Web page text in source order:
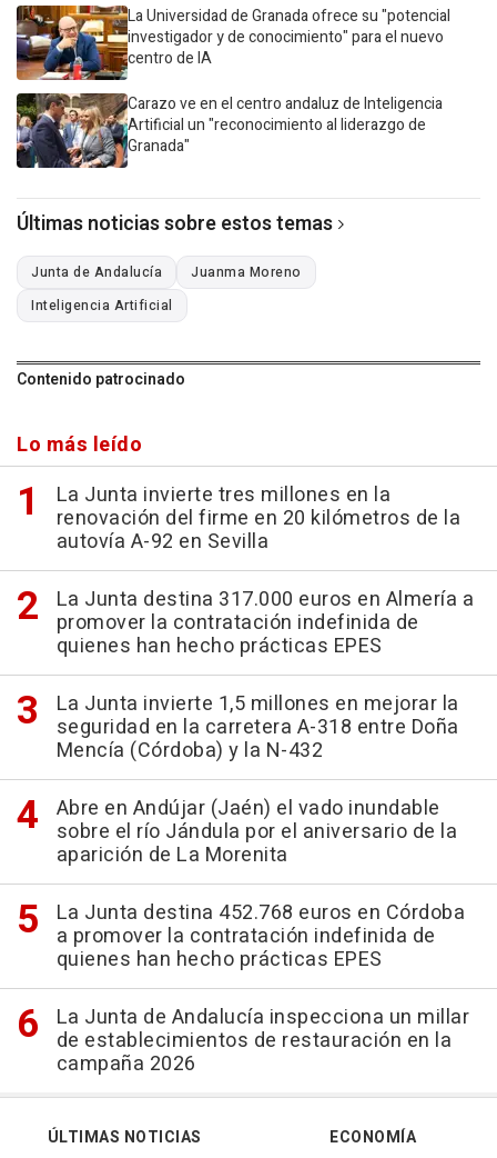
La Universidad de Granada ofrece su "potencial
investigador y de conocimiento" para el nuevo
centro de IA
Carazo ve en el centro andaluz de Inteligencia
Artificial un "reconocimiento al liderazgo de
Granada"
Últimas noticias sobre estos temas
Junta de Andalucía
Juanma Moreno
Inteligencia Artificial
Contenido patrocinado
Lo más leído
La Junta invierte tres millones en la
renovación del firme en 20 kilómetros de la
autovía A-92 en Sevilla
La Junta destina 317.000 euros en Almería a
promover la contratación indefinida de
quienes han hecho prácticas EPES
La Junta invierte 1,5 millones en mejorar la
seguridad en la carretera A-318 entre Doña
Mencía (Córdoba) y la N-432
Abre en Andújar (Jaén) el vado inundable
sobre el río Jándula por el aniversario de la
aparición de La Morenita
La Junta destina 452.768 euros en Córdoba
a promover la contratación indefinida de
quienes han hecho prácticas EPES
La Junta de Andalucía inspecciona un millar
de establecimientos de restauración en la
campaña 2026
ÚLTIMAS NOTICIAS
ECONOMÍA